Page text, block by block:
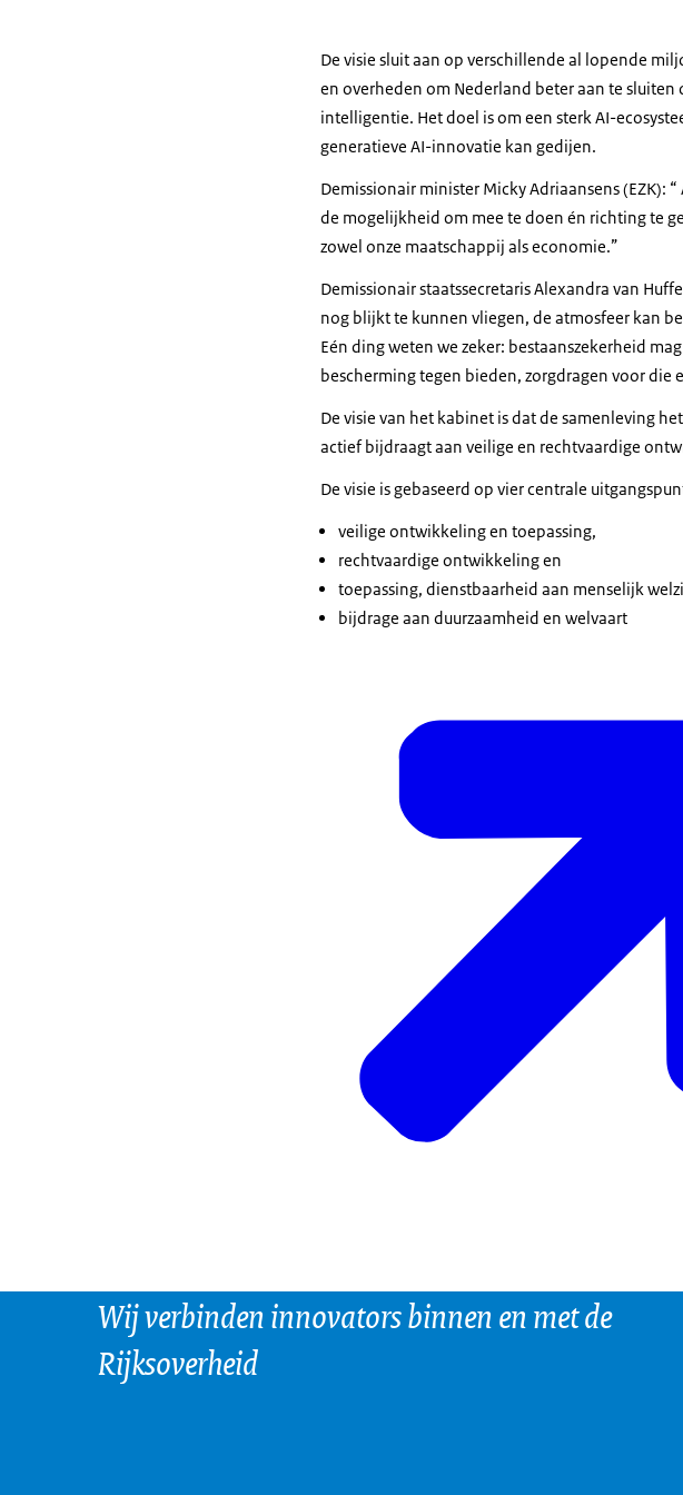
De visie sluit aan op verschillende al lopende
en overheden om Nederland beter aan te
intelligentie. Het doel is om een sterk AI-
generatieve AI-innovatie kan gedijen.
Demissionair minister Micky Adriaansens (EZK):
de mogelijkheid om mee te doen én richting te
zowel onze maatschappij als economie.”
Demissionair staatssecretaris Alexandra van
nog blijkt te kunnen vliegen, de atmosfeer kan
Eén ding weten we zeker: bestaanszekerheid
bescherming tegen bieden, zorgdragen voor die
De visie van het kabinet is dat de samenleving
actief bijdraagt aan veilige en rechtvaardige
De visie is gebaseerd op vier centrale
veilige ontwikkeling en toepassing,
rechtvaardige ontwikkeling en
toepassing, dienstbaarheid aan menselijk
bijdrage aan duurzaamheid en welvaart
Wij verbinden innovators binnen en met de
Rijksoverheid